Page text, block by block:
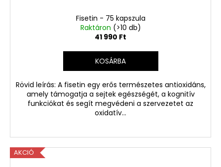
Fisetin - 75 kapszula
Raktáron (>10 db)
41 990 Ft
KOSÁRBA
Rövid leírás: A fisetin egy erős természetes antioxidáns,
amely támogatja a sejtek egészségét, a kognitív
funkciókat és segít megvédeni a szervezetet az
oxidatív...
AKCIÓ